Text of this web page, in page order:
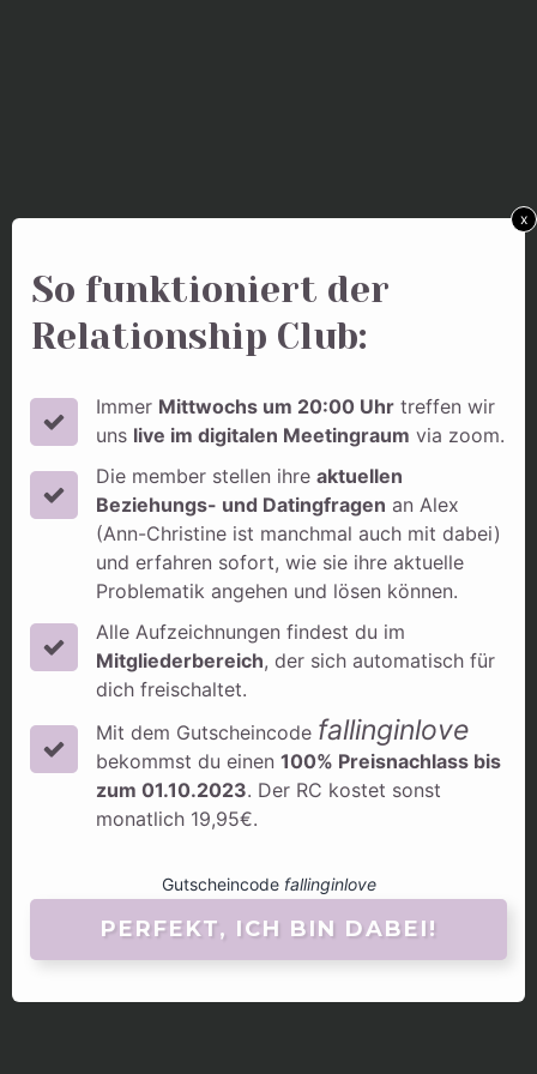
So funktioniert der
Relationship Club:
Immer Mittwochs um 20:00 Uhr treffen wir
uns live im digitalen Meetingraum via zoom.
Die member stellen ihre aktuellen
Beziehungs- und Datingfragen an Alex
(Ann-Christine ist manchmal auch mit dabei)
und erfahren sofort, wie sie ihre aktuelle
Problematik angehen und lösen können.
Alle Aufzeichnungen findest du im
Mitgliederbereich, der sich automatisch für
dich freischaltet.
Mit dem Gutscheincode fallinginlove
bekommst du einen 100% Preisnachlass bis
zum 01.10.2023. Der RC kostet sonst
monatlich 19,95€.
Gutscheincode fallinginlove
PERFEKT, ICH BIN DABEI!
x